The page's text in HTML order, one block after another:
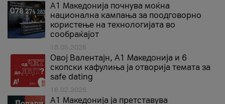
A1 Македонија почнува моќна
национална кампања за поодговорно
користење на технологијата во
сообраќајот
18.05.2026
Овој Валентајн, A1 Македонија и 6
скопски кафулиња ја отворија темата за
safe dating
16.02.2026
А1 Македонија ја претставува